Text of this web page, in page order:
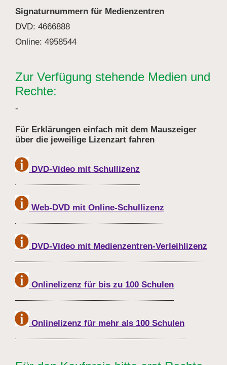
Signaturnummern für Medienzentren
DVD: 4666888
Online: 4958544
Zur Verfügung stehende Medien und
Rechte:
-
Für Erklärungen einfach mit dem Mauszeiger
über die jeweilige Lizenzart fahren
DVD-Video mit Schullizenz
Web-DVD mit Online-Schullizenz
DVD-Video mit Medienzentren-Verleihlizenz
Onlinelizenz für bis zu 100 Schulen
Onlinelizenz für mehr als 100 Schulen